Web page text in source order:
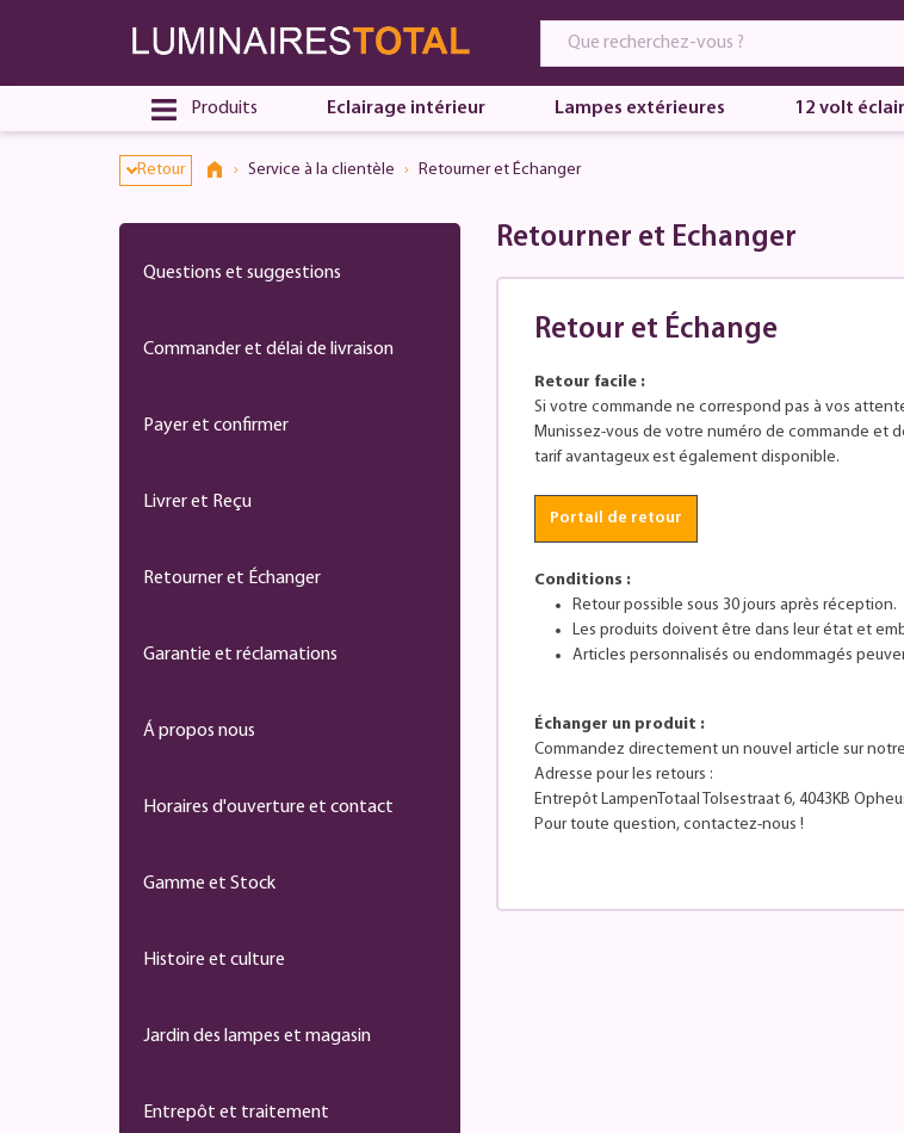
Produits Eclairage intérieur Lampes extérieures 12 volt
Retour Service à la clientèle Retourner et Échanger
Questions et suggestions
Commander et délai de livraison
Payer et confirmer
Livrer et Reçu
Retourner et Échanger
Garantie et réclamations
Á propos nous
Horaires d'ouverture et contact
Gamme et Stock
Histoire et culture
Jardin des lampes et magasin
Entrepôt et traitement
Retourner et Échanger
Retour et Échange
Retour facile :
Si votre commande ne correspond pas à vos
Munissez-vous de votre numéro de commande et
tarif avantageux est également disponible.
Portail de retour
Conditions :
Retour possible sous 30 jours après réception.
Les produits doivent être dans leur état et
Articles personnalisés ou endommagés
Échanger un produit :
Commandez directement un nouvel article sur
Adresse pour les retours :
Entrepôt LampenTotaaI Tolsestraat 6, 4043KB
Pour toute question, contactez-nous !